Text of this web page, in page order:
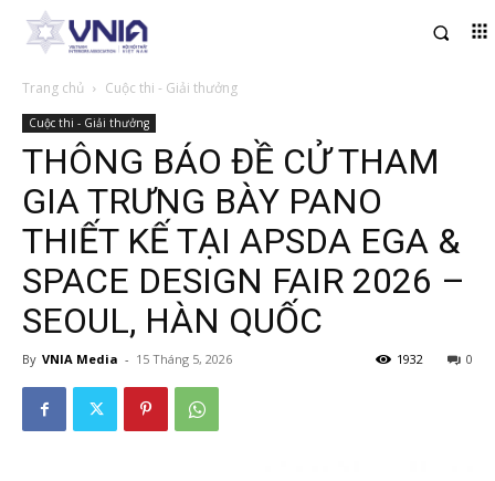
Trang chủ Cuộc thi - Giải thưởng
Cuộc thi - Giải thưởng
THÔNG BÁO ĐỀ CỬ THAM
GIA TRƯNG BÀY PANO
THIẾT KẾ TẠI APSDA EGA &
SPACE DESIGN FAIR 2026 –
SEOUL, HÀN QUỐC
By VNIA Media - 15 Tháng 5, 2026 0
1932